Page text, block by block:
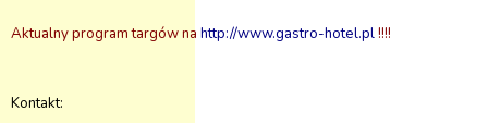
Aktualny program targów na http://www.gastro-hotel.pl!!!!
Kontakt: